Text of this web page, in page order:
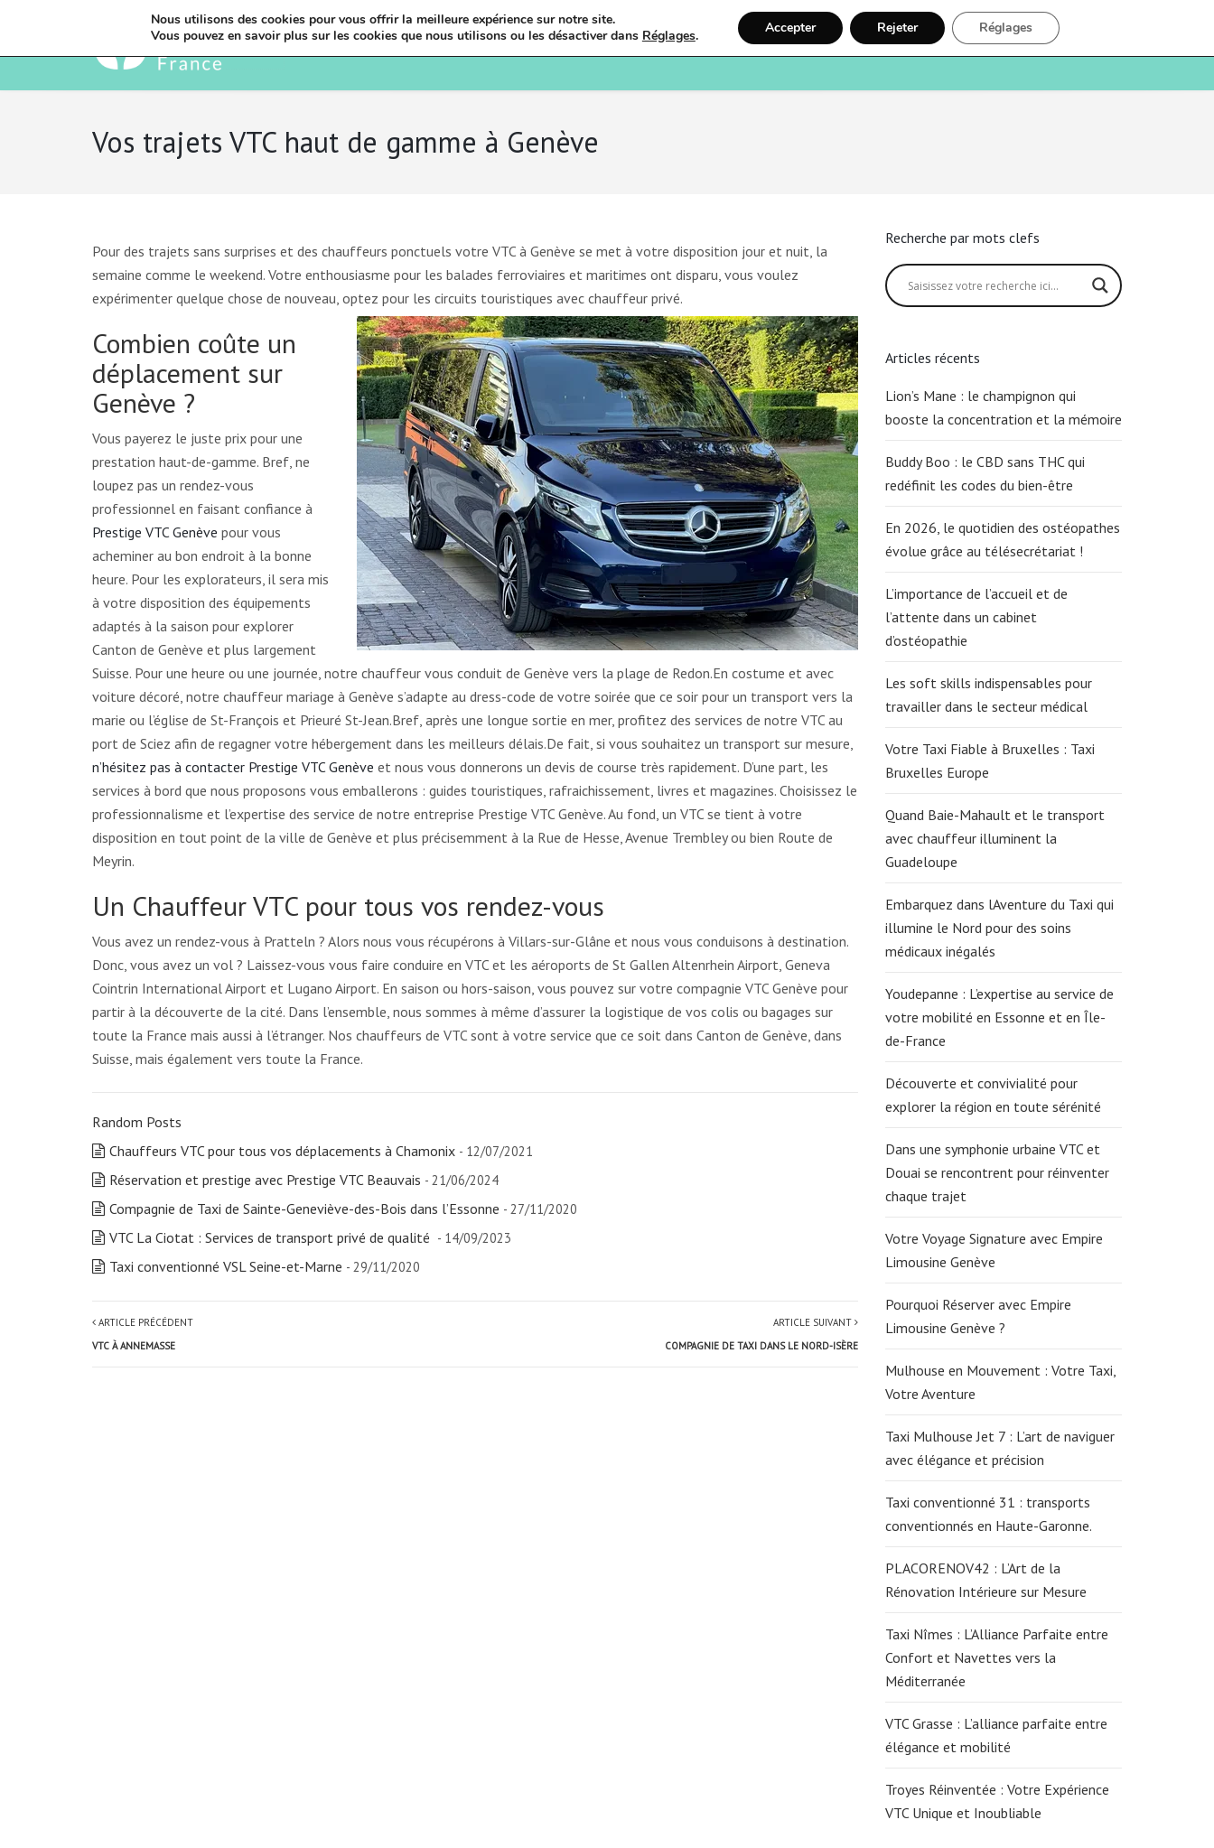
Bienvenue Ostéopathie Santé Recherche Inscription
Vos trajets VTC haut de gamme à Genève
Pour des trajets sans surprises et des chauffeurs ponctuels votre VTC à Genève se met à votre disposition jour et nuit, la
semaine comme le weekend. Votre enthousiasme pour les balades ferroviaires et maritimes ont disparu, vous voulez
expérimenter quelque chose de nouveau, optez pour les circuits touristiques avec chauffeur privé.
Combien coûte un
déplacement sur
Genève ?
Vous payerez le juste prix pour une
prestation haut-de-gamme. Bref, ne
loupez pas un rendez-vous
professionnel en faisant confiance à
Prestige VTC Genève pour vous
acheminer au bon endroit à la bonne
heure. Pour les explorateurs, il sera mis
à votre disposition des équipements
adaptés à la saison pour explorer
Canton de Genève et plus largement
Suisse. Pour une heure ou une journée, notre chauffeur vous conduit de Genève vers la plage de Redon.En costume et avec
voiture décoré, notre chauffeur mariage à Genève s’adapte au dress-code de votre soirée que ce soir pour un transport vers la
marie ou l’église de St-François et Prieuré St-Jean.Bref, après une longue sortie en mer, profitez des services de notre VTC au
port de Sciez afin de regagner votre hébergement dans les meilleurs délais.De fait, si vous souhaitez un transport sur mesure,
n’hésitez pas à contacter Prestige VTC Genève et nous vous donnerons un devis de course très rapidement. D’une part, les
services à bord que nous proposons vous emballerons : guides touristiques, rafraichissement, livres et magazines. Choisissez le
professionnalisme et l’expertise des service de notre entreprise Prestige VTC Genève. Au fond, un VTC se tient à votre
disposition en tout point de la ville de Genève et plus précisemment à la Rue de Hesse, Avenue Trembley ou bien Route de
Meyrin.
Un Chauffeur VTC pour tous vos rendez-vous
Vous avez un rendez-vous à Pratteln ? Alors nous vous récupérons à Villars-sur-Glâne et nous vous conduisons à destination.
Donc, vous avez un vol ? Laissez-vous vous faire conduire en VTC et les aéroports de St Gallen Altenrhein Airport, Geneva
Cointrin International Airport et Lugano Airport. En saison ou hors-saison, vous pouvez sur votre compagnie VTC Genève pour
partir à la découverte de la cité. Dans l’ensemble, nous sommes à même d’assurer la logistique de vos colis ou bagages sur
toute la France mais aussi à l’étranger. Nos chauffeurs de VTC sont à votre service que ce soit dans Canton de Genève, dans
Suisse, mais également vers toute la France.
Random Posts
Chauffeurs VTC pour tous vos déplacements à Chamonix - 12/07/2021
Réservation et prestige avec Prestige VTC Beauvais - 21/06/2024
Compagnie de Taxi de Sainte-Geneviève-des-Bois dans l’Essonne - 27/11/2020
VTC La Ciotat : Services de transport privé de qualité - 14/09/2023
Taxi conventionné VSL Seine-et-Marne - 29/11/2020
ARTICLE PRÉCÉDENT
VTC À ANNEMASSE
ARTICLE SUIVANT
COMPAGNIE DE TAXI DANS LE NORD-ISÈRE
Recherche par mots clefs
Articles récents
Lion’s Mane : le champignon qui
booste la concentration et la mémoire
Buddy Boo : le CBD sans THC qui
redéfinit les codes du bien-être
En 2026, le quotidien des ostéopathes
évolue grâce au télésecrétariat !
L’importance de l’accueil et de
l’attente dans un cabinet
d’ostéopathie
Les soft skills indispensables pour
travailler dans le secteur médical
Votre Taxi Fiable à Bruxelles : Taxi
Bruxelles Europe
Quand Baie-Mahault et le transport
avec chauffeur illuminent la
Guadeloupe
Embarquez dans lAventure du Taxi qui
illumine le Nord pour des soins
médicaux inégalés
Youdepanne : L’expertise au service de
votre mobilité en Essonne et en Île-
de-France
Découverte et convivialité pour
explorer la région en toute sérénité
Dans une symphonie urbaine VTC et
Douai se rencontrent pour réinventer
chaque trajet
Votre Voyage Signature avec Empire
Limousine Genève
Pourquoi Réserver avec Empire
Limousine Genève ?
Mulhouse en Mouvement : Votre Taxi,
Votre Aventure
Taxi Mulhouse Jet 7 : L’art de naviguer
avec élégance et précision
Taxi conventionné 31 : transports
conventionnés en Haute-Garonne.
PLACORENOV42 : L’Art de la
Rénovation Intérieure sur Mesure
Taxi Nîmes : L’Alliance Parfaite entre
Confort et Navettes vers la
Méditerranée
VTC Grasse : L’alliance parfaite entre
élégance et mobilité
Troyes Réinventée : Votre Expérience
VTC Unique et Inoubliable
Nous utilisons des cookies pour vous offrir la meilleure expérience sur notre site.
Vous pouvez en savoir plus sur les cookies que nous utilisons ou les désactiver dans Réglages. Accepter Rejeter Réglages